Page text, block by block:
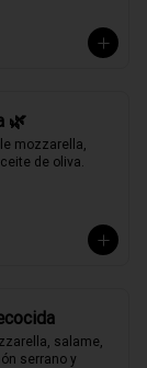
🌿
mozzarella,
de oliva.
salame,
serrano y